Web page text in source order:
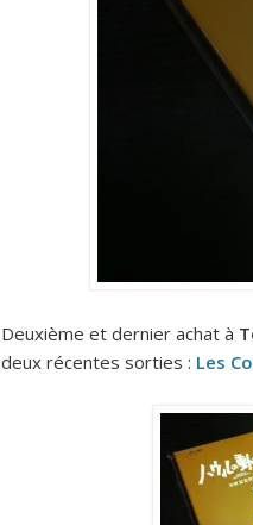
Deuxième et dernier achat à
deux récentes sorties : Les